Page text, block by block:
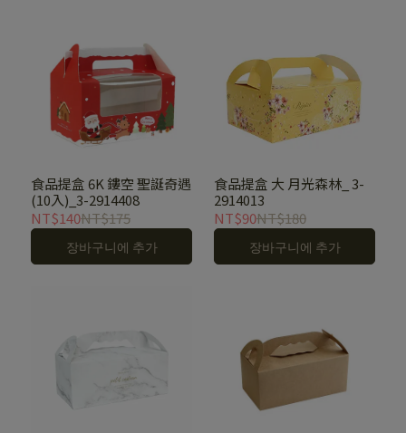
食品提盒 6K 鏤空 聖誕奇遇
(10入)_3-2914408
NT$140NT$175
장바구니에 추가
食品提盒 大 月光森林_ 3-
2914013
NT$90NT$180
장바구니에 추가